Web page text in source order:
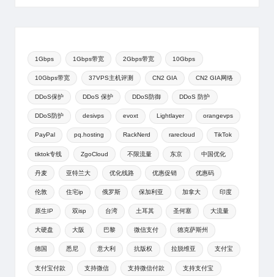
1Gbps 1Gbps带宽 2Gbps带宽 10Gbps
10Gbps带宽 37VPS主机评测 CN2 GIA CN2 GIA网络
DDoS保护 DDoS 保护 DDoS防御 DDoS 防护
DDoS防护 desivps evoxt Lightlayer orangevps
PayPal pq.hosting RackNerd rarecloud TikTok
tiktok专线 ZgoCloud 不限流量 东京 中国优化
丹麦 亚特兰大 优化线路 优惠促销 优惠码
伦敦 住宅ip 俄罗斯 保加利亚 加拿大 印度
原生IP 双isp 台湾 土耳其 圣何塞 大流量
大硬盘 大阪 巴黎 微信支付 德克萨斯州
德国 悉尼 意大利 抗版权 拉脱维亚 支付宝
支付宝付款 支持微信 支持微信付款 支持支付宝